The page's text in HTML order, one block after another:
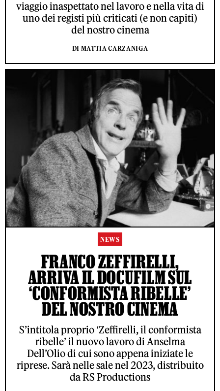
viaggio inaspettato nel lavoro e nella vita di
uno dei registi più criticati (e non capiti)
del nostro cinema
DI MATTIA CARZANIGA
NEWS
FRANCO ZEFFIRELLI,
ARRIVA IL DOCUFILM SUL
‘CONFORMISTA RIBELLE’
DEL NOSTRO CINEMA
S’intitola proprio ‘Zeffirelli, il conformista
ribelle’ il nuovo lavoro di Anselma
Dell’Olio di cui sono appena iniziate le
riprese. Sarà nelle sale nel 2023, distribuito
da RS Productions